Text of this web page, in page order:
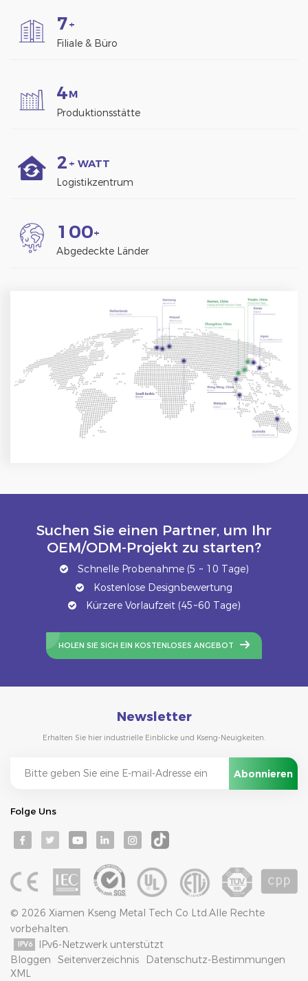
7+
Filiale & Büro
4M
Produktionsstätte
2 + WATT
Logistikzentrum
1 00+
Abgedeckte Länder
Suchen Sie einen Partner, um Ihr
OEM/ODM-Projekt zu starten?
Schnelle Probenahme (5 ~ 10 Tage)
Kostenlose Designbewertung
Kürzere Vorlaufzeit (45~60 Tage)
HOLEN SIE SICH EIN KOSTENLOSES ANGEBOT
Newsletter
Erhalten Sie hier industrielle Einblicke und Kseng-Neuigkeiten.
Folge Uns
© 2026 Xiamen Kseng Metal Tech Co Ltd.Alle Rechte
vorbehalten.
IPv6-Netzwerk unterstützt
Bloggen
Seitenverzeichnis
Datenschutz-Bestimmungen
XML